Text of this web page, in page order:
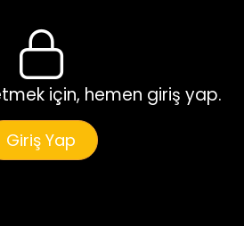
için, hemen giriş yap.
Giriş Yap